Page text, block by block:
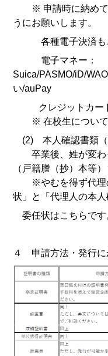
※ 申請時に納めて
うにお願いします。
各種電子決済もご
電子マネー：
Suica/PASMO/iD/
い/auPay
クレジットカード
※ 在校生について
(2) 本人確認書類（
卒業後、姓が変わ
（戸籍謄（抄）本等
※やむを得ず代理
状」と「代理人の本
委任状はこちら
４ 申請方法・発行に